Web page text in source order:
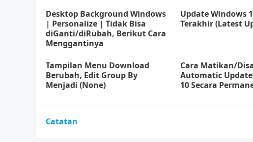
Desktop Background Windows
| Personalize | Tidak Bisa
diGanti/diRubah, Berikut Cara
Menggantinya
Update Windows
Terakhir (Latest
Tampilan Menu Download
Berubah, Edit Group By
Menjadi (None)
Cara Matikan/
Automatic
10 Secara
Catatan